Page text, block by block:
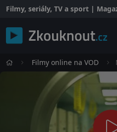
Filmy, seriály, TV a sport |
Filmy online na VOD